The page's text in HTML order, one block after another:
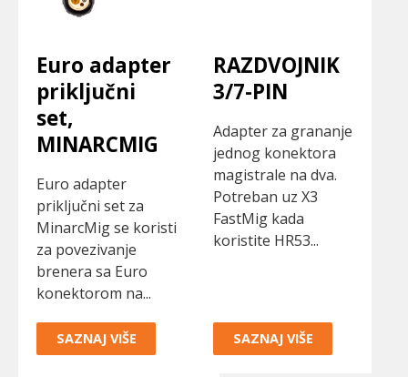
Euro adapter
priključni
set,
MINARCMIG
Euro adapter
priključni set za
MinarcMig se koristi
za povezivanje
brenera sa Euro
konektorom na...
SAZNAJ VIŠE
RAZDVOJNIK
3/7-PIN
Adapter za grananje
jednog konektora
magistrale na dva.
Potreban uz X3
FastMig kada
koristite HR53...
SAZNAJ VIŠE